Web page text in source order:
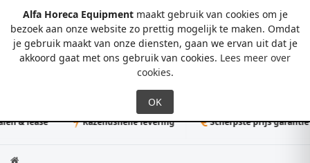
Alfa Horeca Equipmentmaakt gebruik van cookies om je
bezoek aan onze website zo prettig mogelijk te maken. Omdat
je gebruik maakt van onze diensten, gaan we ervan uit dat je
akkoord gaat met ons gebruik van cookies. Lees meer over
cookies.
0
& lease Razendsnelle levering Scherpste prijs garantie